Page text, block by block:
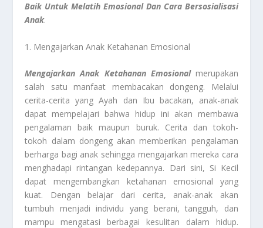
Baik Untuk Melatih Emosional Dan Cara Bersosialisasi
Anak.
1. Mengajarkan Anak Ketahanan Emosional
Mengajarkan Anak Ketahanan Emosionalmerupakan
salah satu manfaat membacakan dongeng. Melalui
cerita-cerita yang Ayah dan Ibu bacakan, anak-anak
dapat mempelajari bahwa hidup ini akan membawa
pengalaman baik maupun buruk. Cerita dan tokoh-
tokoh dalam dongeng akan memberikan pengalaman
berharga bagi anak sehingga mengajarkan mereka cara
menghadapi rintangan kedepannya. Dari sini, Si Kecil
dapat mengembangkan ketahanan emosional yang
kuat. Dengan belajar dari cerita, anak-anak akan
tumbuh menjadi individu yang berani, tangguh, dan
mampu mengatasi berbagai kesulitan dalam hidup.